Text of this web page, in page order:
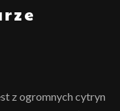
z ogromnych cytryn